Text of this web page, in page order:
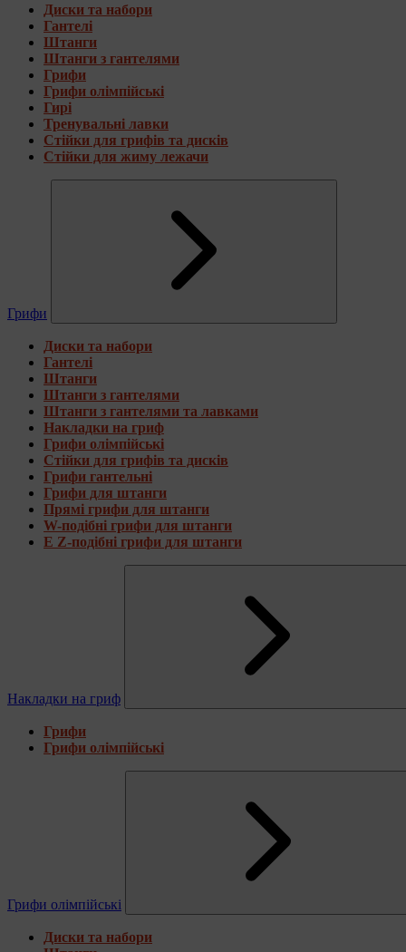
Диски та набори
Гантелі
Штанги
Штанги з гантелями
Грифи
Грифи олімпійські
Гирі
Тренувальні лавки
Стійки для грифів та дисків
Стійки для жиму лежачи
Грифи
Диски та набори
Гантелі
Штанги
Штанги з гантелями
Штанги з гантелями та лавками
Накладки на гриф
Грифи олімпійські
Стійки для грифів та дисків
Грифи гантельні
Грифи для штанги
Прямі грифи для штанги
W-подібні грифи для штанги
E Z-подібні грифи для штанги
Накладки на гриф
Грифи
Грифи олімпійські
Грифи олімпійські
Диски та набори